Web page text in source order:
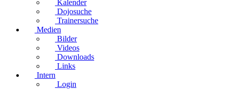
Kalender
Dojosuche
Trainersuche
Medien
Bilder
Videos
Downloads
Links
Intern
Login